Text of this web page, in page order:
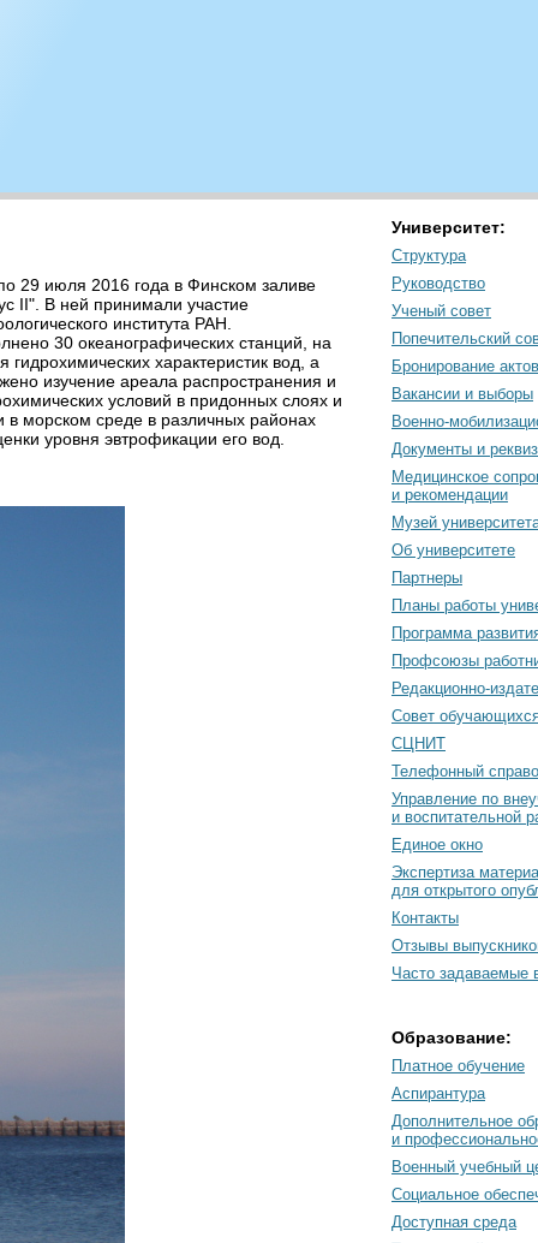
29 июля 2016 года в Финском заливе
II". В ней принимали участие
института РАН.
30 океанографических станций, на
характеристик вод, а
изучение ареала распространения и
условий в придонных слоях и
морском среде в различных районах
уровня эвтрофикации его вод.
Университет:
Структура
Руководство
Ученый совет
Попечительский
Бронирование
Вакансии и выборы
Военно-
Документы и
Медицинское
и рекомендации
Музей
Об университете
Партнеры
Планы работы
Программа
Профсоюзы
Редакционно-
Cовет
СЦНИТ
Телефонный
Управление по
и воспитательной
Единое окно
Экспертиза
для открытого
Контакты
Отзывы
Часто задаваемые
Образование:
Платное обучение
Аспирантура
Дополнительное
и
Военный учебный
Социальное
Доступная среда